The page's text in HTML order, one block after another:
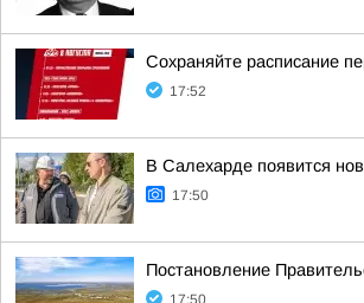
Сохраняйте расписание
17:52
В Салехарде появится
17:50
Постановление
17:50